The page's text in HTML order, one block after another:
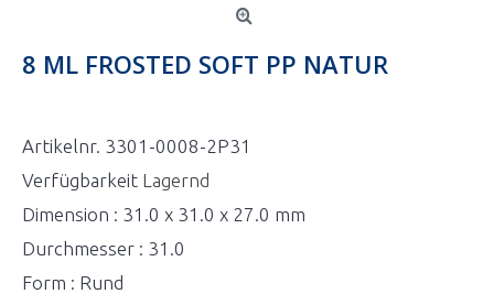
8 ML FROSTED SOFT PP NATUR
Artikelnr. 3301-0008-2P31
Verfügbarkeit Lagernd
Dimension : 31.0 x 31.0 x 27.0 mm
Durchmesser : 31.0
Form : Rund